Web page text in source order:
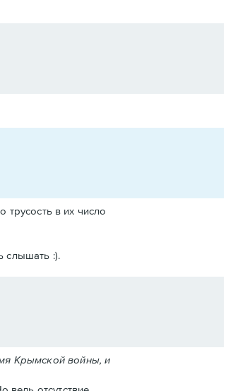
в их число
слышать :).
Крымской войны, и